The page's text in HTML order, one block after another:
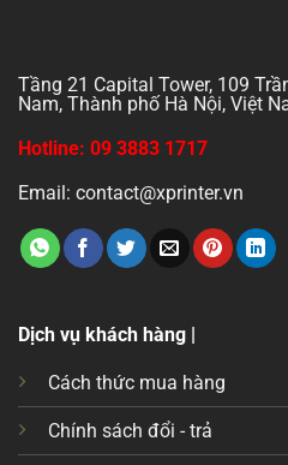
Tầng 21 Capital Tower, 109
Nam, Thành phố Hà Nội, Việt
Hotline: 09 3883 1717
Email: contact@xprinter.vn
Dịch vụ khách hàng |
Cách thức mua hàng
Chính sách đổi - trả